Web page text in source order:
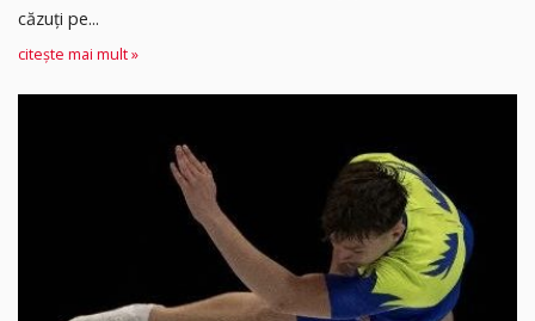
căzuți pe...
citește mai mult »